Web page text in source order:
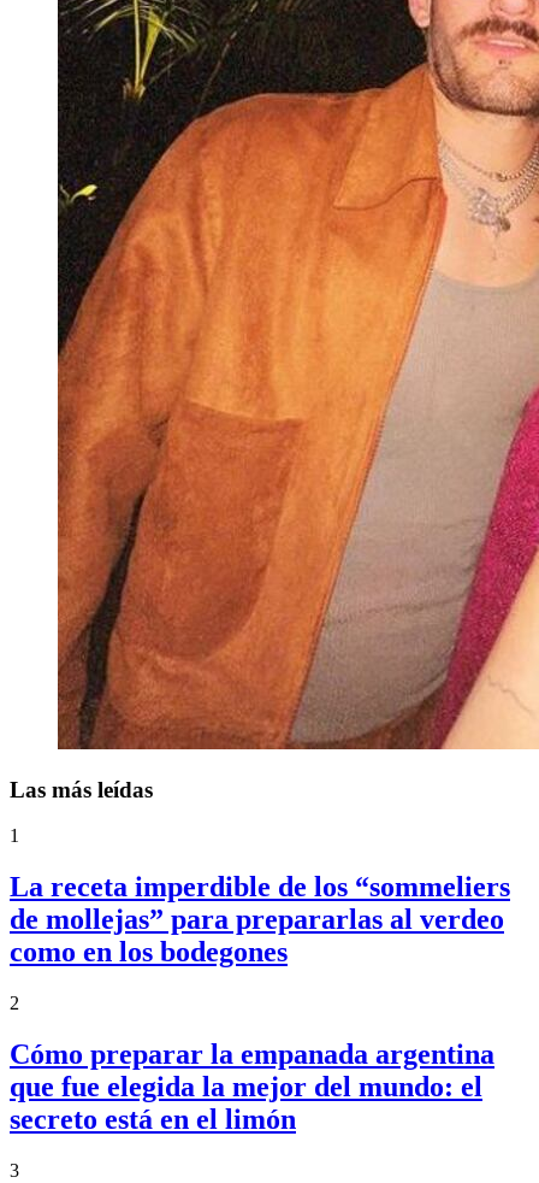
Las más leídas
1
La receta imperdible de los “sommeliers
de mollejas” para prepararlas al verdeo
como en los bodegones
2
Cómo preparar la empanada argentina
que fue elegida la mejor del mundo: el
secreto está en el limón
3